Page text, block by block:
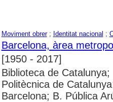
Moviment obrer; Identitat nacional ;
Barcelona, àrea
[1950 - 2017]
Biblioteca de
Politècnica de
Barcelona; B. Pública